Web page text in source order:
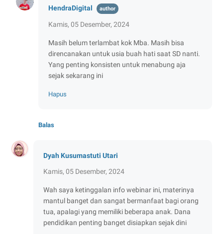
HendraDigital
Kamis, 05 Desember, 2024
Masih belum terlambat kok Mba. Masih bisa
direncanakan untuk usia buah hati saat SD nanti.
Yang penting konsisten untuk menabung aja
sejak sekarang ini
Hapus
Balas
Dyah Kusumastuti Utari
Kamis, 05 Desember, 2024
Wah saya ketinggalan info webinar ini, materinya
mantul banget dan sangat bermanfaat bagi orang
tua, apalagi yang memiliki beberapa anak. Dana
pendidikan penting banget disiapkan sejak dini